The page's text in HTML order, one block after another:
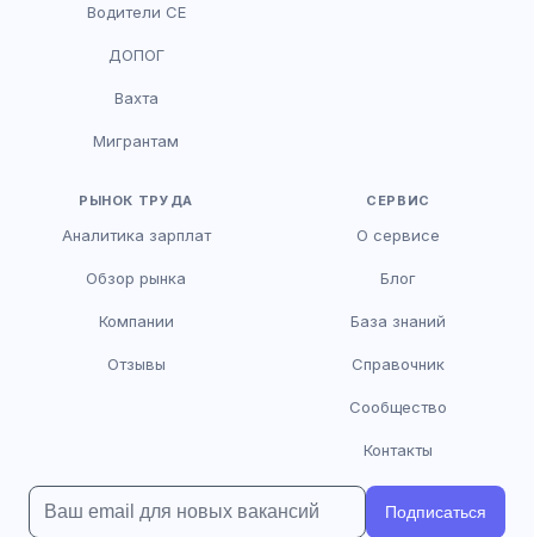
Водители CE
ДОПОГ
Вахта
Мигрантам
РЫНОК ТРУДА
Аналитика зарплат
Обзор рынка
Компании
Отзывы
СЕРВИС
О сервисе
Блог
База знаний
Справочник
Сообщество
Контакты
Подписаться
HR-консультант
Здравствуйте! Я AI-консультант DriveJob.
помочь?